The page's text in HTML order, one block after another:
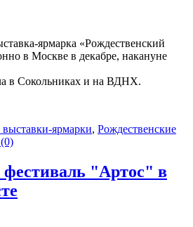
ярмарка «Рождественский
в Москве в декабре, накануне
в Сокольниках и на ВДНХ.
ярмарки, Рождественские
"Артос" в